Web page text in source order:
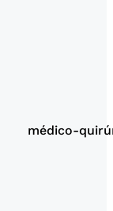
médico-